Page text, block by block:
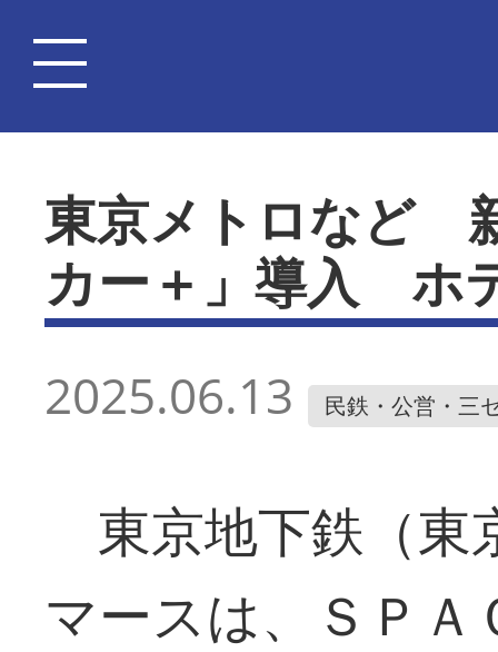
東京メトロなど
カー＋」導入 ホ
2025.06.13 民鉄・公営・三
東京地下鉄（東
マースは、ＳＰ